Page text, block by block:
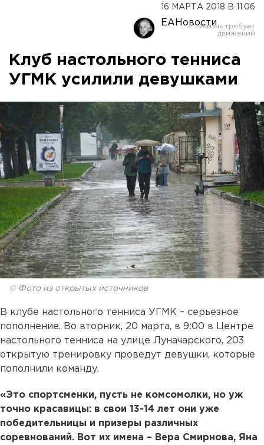
16 МАРТА 2018 В 11:06
ЕАНовости
Клуб настольного тенниса
УГМК усилили девушками
© Фото из открытых источников
В клубе настольного тенниса УГМК – серьезное
пополнение. Во вторник, 20 марта, в 9:00 в Центре
настольного тенниса на улице Луначарского, 203
открытую тренировку проведут девушки, которые
пополнили команду.
«Это спортсменки, пусть не комсомолки, но уж
точно красавицы: в свои 13-14 лет они уже
победительницы и призеры различных
соревнований. Вот их имена – Вера Смирнова, Яна